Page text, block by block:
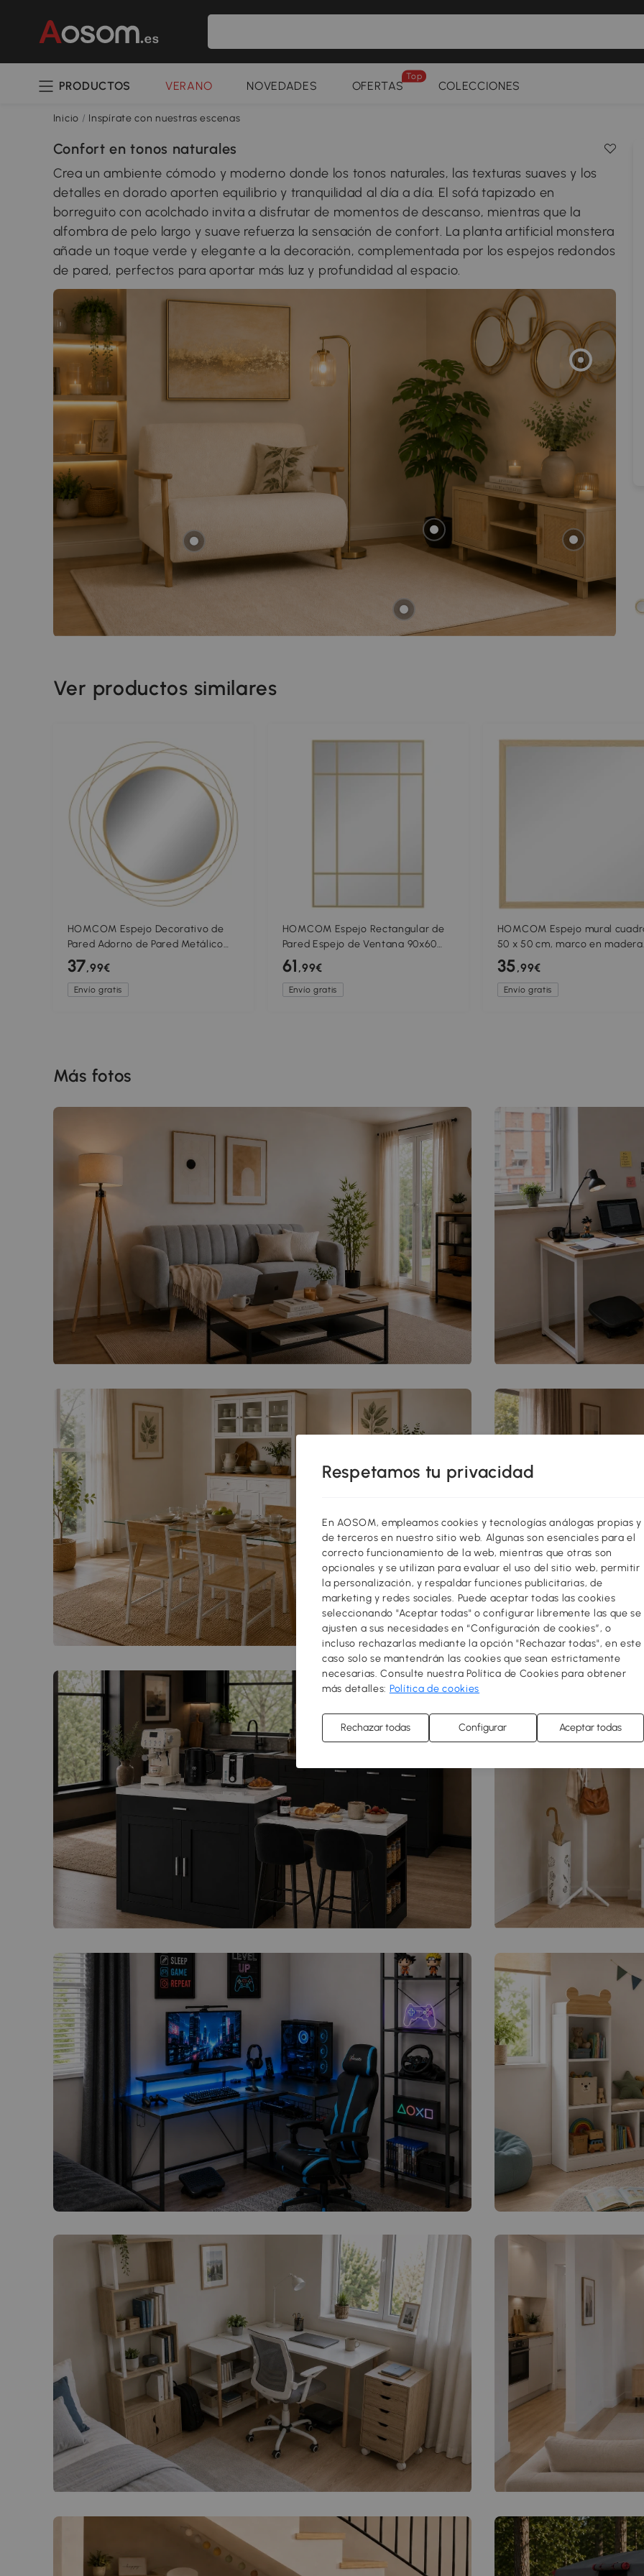
PRODUCTOS VERANO NOVEDADES OFERTAS
Top
COLECCIONES
Inicio / Inspírate con nuestras escenas
Confort en tonos naturales
Crea un ambiente cómodo y moderno donde los tonos naturales, las texturas suaves y los
detalles en dorado aporten equilibrio y tranquilidad al día a día. El sofá tapizado en
borreguito con acolchado invita a disfrutar de momentos de descanso, mientras que la
alfombra de pelo largo y suave refuerza la sensación de confort. La planta artificial monstera
añade un toque verde y elegante a la decoración, complementada por los espejos redondos
de pared, perfectos para aportar más luz y profundidad al espacio.
Ver productos similares
HOMCOM Espejo Decorativo de
Pared Adorno de Pared Metálico
Ø65 cm con Ganchos para Salón
Dormitorio Pasillo Dorado
37,99€
Envío gratis
HOMCOM Espejo Rectangular de
Pared Espejo de Ventana 90x60
cm con Marco de Metal Espejo
Decorativo para Salón Dormitorio
Dorado
61 ,99€
Envío gratis
HOMCOM Espejo mural
50 x 50 cm, marco en madera
natural, ideal para baño, salón
dormitorio
35,99€
Envío gratis
Más fotos
Respetamos tu privacidad
En AOSOM, empleamos cookies y tecnologías análogas propias y
de terceros en nuestro sitio web. Algunas son esenciales para el
correcto funcionamiento de la web, mientras que otras son
opcionales y se utilizan para evaluar el uso del sitio web, permitir
la personalización, y respaldar funciones publicitarias, de
marketing y redes sociales. Puede aceptar todas las cookies
seleccionando "Aceptar todas" o configurar libremente las que se
ajusten a sus necesidades en “Configuración de cookies”, o
incluso rechazarlas mediante la opción "Rechazar todas", en este
caso solo se mantendrán las cookies que sean estrictamente
necesarias. Consulte nuestra Política de Cookies para obtener
más detalles: Política de cookies
Rechazar todas Configurar Aceptar todas